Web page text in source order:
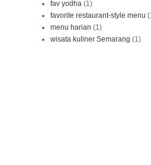
fav yodha (1)
favorite restaurant-style menu
menu harian (1)
wisata kuliner Semarang (1)